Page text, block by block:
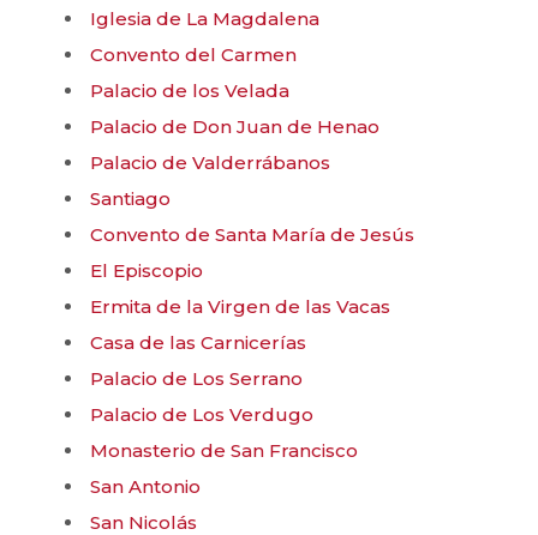
Iglesia de La Magdalena
Convento del Carmen
Palacio de los Velada
Palacio de Don Juan de Henao
Palacio de Valderrábanos
Santiago
Convento de Santa María de Jesús
El Episcopio
Ermita de la Virgen de las Vacas
Casa de las Carnicerías
Palacio de Los Serrano
Palacio de Los Verdugo
Monasterio de San Francisco
San Antonio
San Nicolás